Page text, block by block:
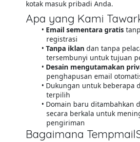
kotak masuk pribadi Anda.
Apa yang Kami
Email sementara gratis
registrasi
Tanpa iklan dan tanpa
tersembunyi untuk tujuan
Desain mengutamakan
penghapusan email
Dukungan untuk beberapa
terpilih
Domain baru ditambahkan
secara berkala untuk
pengiriman
Bagaimana